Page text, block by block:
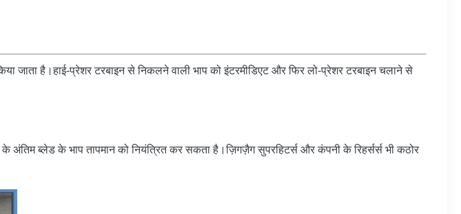
जाता है।हाई-प्रेशर टरबाइन से निकलने वाली भाप को इंटरमीडिएट और फिर लो-प्रेशर टरबाइन चलाने से
ब्लेड के भाप तापमान को नियंत्रित कर सकता है।ज़िगज़ैग सुपरहिटर्स और कंपनी के रिहर्सर्स भी कठोर